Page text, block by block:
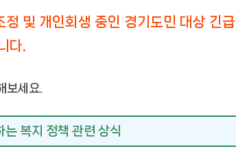
및 개인회생 중인 경기도민 대상 긴급
다.
보세요.
는 복지 정책 관련 상식